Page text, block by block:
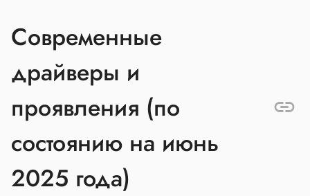
Современные
драйверы и
проявления (по
состоянию на июнь
2025 года)